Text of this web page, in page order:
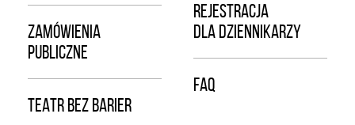
ZAMÓWIENIA
PUBLICZNE
TEATR BEZ BARIER
REJESTRACJA
DLA DZIENNIKARZY
FAQ